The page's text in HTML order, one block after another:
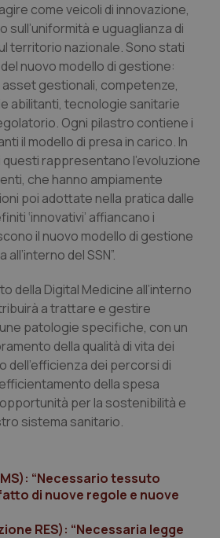
come veicoli di innovazione,
sull’uniformità e uguaglianza di
territorio nazionale. Sono stati
nuovo modello di gestione:
gestionali, competenze,
abilitanti, tecnologie sanitarie
Ogni pilastro contiene i
il modello di presa in carico. In
rappresentano l’evoluzione
che hanno ampiamente
poi adottate nella pratica dalle
‘innovativi’ affiancano i
il nuovo modello di gestione
del SSN”.
della Digital Medicine all’interno
a trattare e gestire
patologie specifiche, con un
della qualità di vita dei
dell’efficienza dei percorsi di
della spesa
per la sostenibilità e
sistema sanitario.
“Necessario tessuto
di nuove regole e nuove
RES): “Necessaria legge
CookieScript
www.quotidianosanita.it
www.quotidianosanita.it
ironfish-
www.quotidianosanita.it